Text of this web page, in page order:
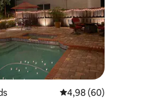
24 omdömen4,98 av 5 i
4,98 (60)